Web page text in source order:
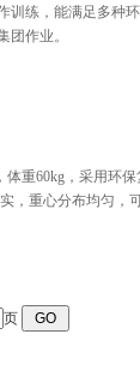
训练，能满足多种
作业。
体重60kg，采用环保
，重心分布均匀，
页